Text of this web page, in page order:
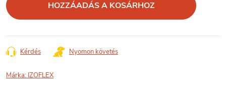
HOZZÁADÁS A KOSÁRHOZ
Kérdés Nyomon követés
Márka: IZOFLEX